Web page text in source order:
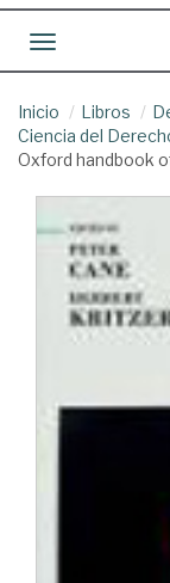
Toggle
Inicio Libros
Ciencia del
Oxford handbook